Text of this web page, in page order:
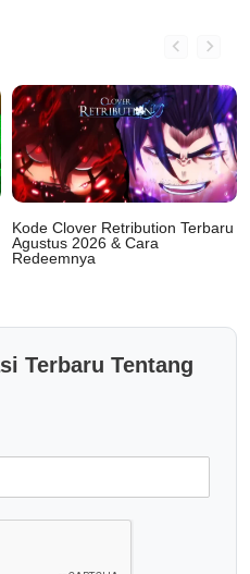
Kode Clover Retribution Terbaru
Agustus 2026 & Cara
Redeemnya
Terbaru Tentang